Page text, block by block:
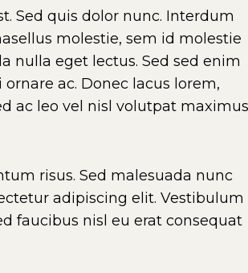
Sed quis dolor nunc. Interdum
molestie, sem id molestie
nulla eget lectus. Sed sed enim
ac. Donec lacus lorem,
ac leo vel nisl volutpat maximus
risus. Sed malesuada nunc
adipiscing elit. Vestibulum
faucibus nisl eu erat consequat